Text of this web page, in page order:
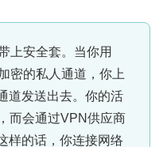
上安全套。当你用
密的私人通道，你上
道发送出去。你的活
而会通过VPN供应商
样的话，你连接网络